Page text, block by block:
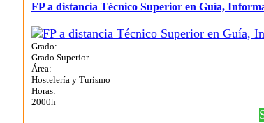
FP a distancia Técnico Superior en Guía,
Grado:
Grado Superior
Área:
Hostelería y Turismo
Horas:
2000h